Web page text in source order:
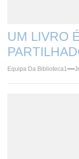
UM LIVRO
Equipa Da Biblioteca1